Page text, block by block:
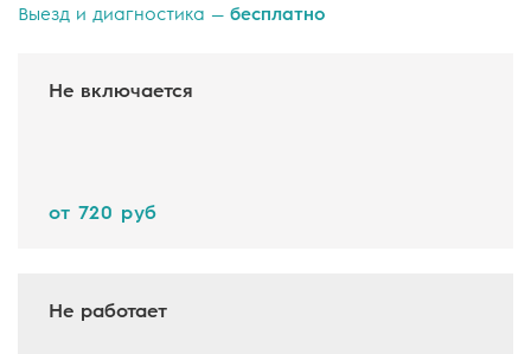
Выезд и диагностика — бесплатно
Не включается
от 720 руб
Не работает